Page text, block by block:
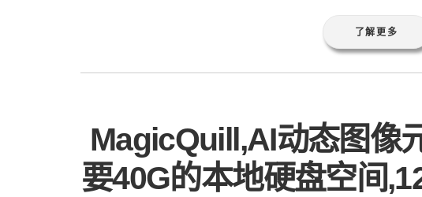
了解更多
MagicQuill,AI动态图像
要40G的本地硬盘空间